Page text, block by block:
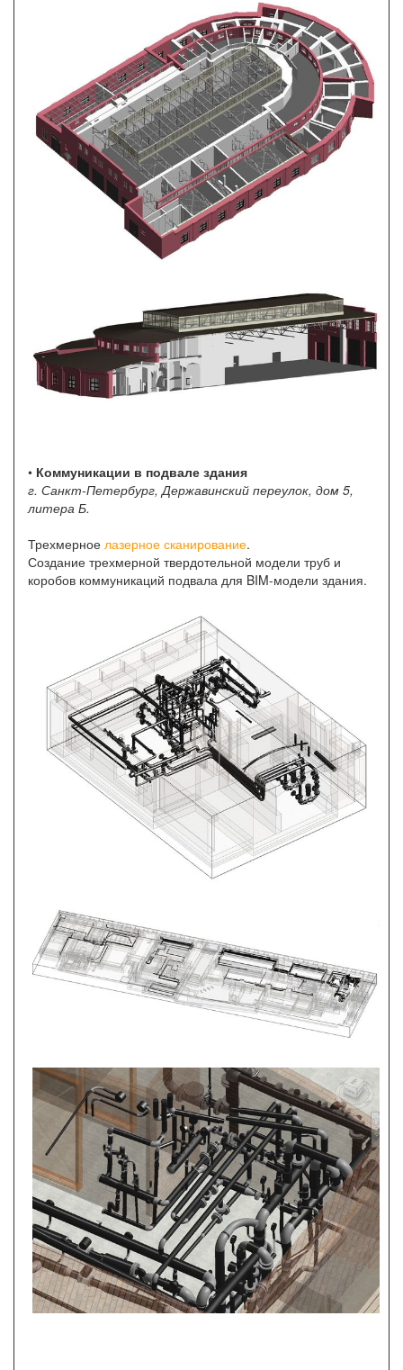
• Коммуникации в подвале здания
г. Санкт-Петербург, Державинский переулок, дом 5,
литера Б.
Трехмерное лазерное сканирование.
Создание трехмерной твердотельной модели труб и
коробов коммуникаций подвала для BIM-модели здания.